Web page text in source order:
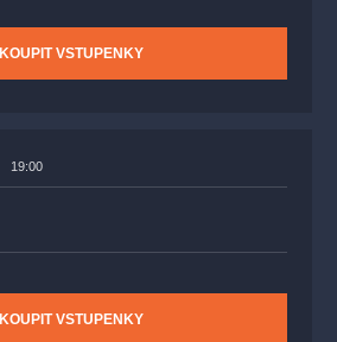
KOUPIT VSTUPENKY
19:00
KOUPIT VSTUPENKY